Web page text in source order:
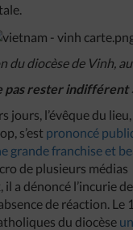
du diocèse de Vinh,
pas rester indifférent
jours, l’évêque du
s’est prononcé
grande franchise et
de plusieurs médias
a dénoncé l’incurie
de réaction. Le
du diocèse